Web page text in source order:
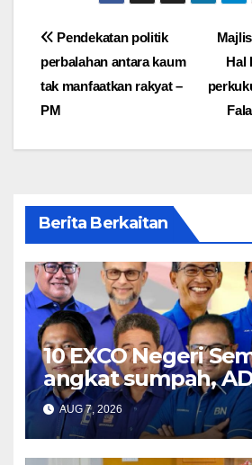
Post
navigation
Hal
Pendekatan politik
perbalahan antara kaum
tak manfaatkan rakyat –
PM
Berita Berkaitan
10 EXCO Negeri
angkat sumpah,
dan Palong kekal
AUG 7, 2026